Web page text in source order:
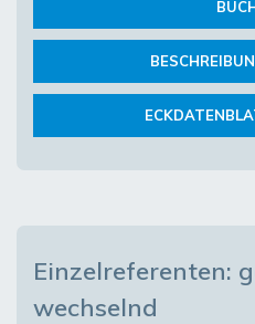
Einzelreferenten:
wechselnd